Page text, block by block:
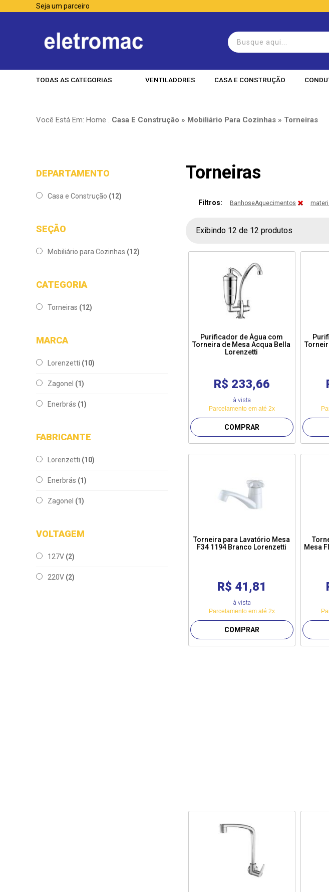
Seja um parceiro
TODAS AS CATEGORIAS VENTILADORES CASA E CONSTRUÇÃO
Você Está Em: Home . Casa E Construção » Mobiliário Para Cozinhas » Torneiras
DEPARTAMENTO
Casa e Construção (12)
SEÇÃO
Mobiliário para Cozinhas (12)
CATEGORIA
Torneiras (12)
MARCA
Lorenzetti (10)
Zagonel (1)
Enerbrás (1)
FABRICANTE
Lorenzetti (10)
Enerbrás (1)
Zagonel (1)
VOLTAGEM
127V (2)
220V (2)
Torneiras
Filtros: BanhoseAquecimentos
Exibindo 12 de 12 produtos
Purificador de Água com
Torneira de Mesa Acqua Bella
Lorenzetti
R$ 233,66
à vista
Parcelamento em até 2x
COMPRAR
Torneira para Lavatório Mesa
F34 1194 Branco Lorenzetti
R$ 41,81
à vista
Parcelamento em até 2x
COMPRAR
Mesa